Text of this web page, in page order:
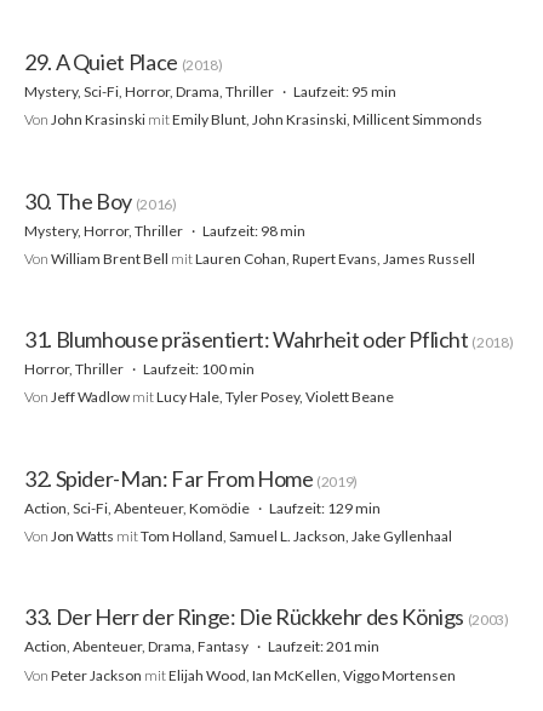
29. A Quiet Place (2018)
Mystery, Sci-Fi, Horror, Drama, Thriller
Laufzeit: 95 min
Von John Krasinski mitEmily Blunt, John Krasinski, Millicent Simmonds
30. The Boy (2016)
Mystery, Horror, Thriller
Laufzeit: 98 min
Von William Brent Bell mitLauren Cohan, Rupert Evans, James Russell
31. Blumhouse präsentiert: Wahrheit oder Pflicht (2018)
Horror, Thriller
Laufzeit: 100 min
Von Jeff Wadlow mitLucy Hale, Tyler Posey, Violett Beane
32. Spider-Man: Far From Home (2019)
Action, Sci-Fi, Abenteuer, Komödie
Laufzeit: 129 min
Von Jon Watts mitTom Holland, Samuel L. Jackson, Jake Gyllenhaal
33. Der Herr der Ringe: Die Rückkehr des Königs (2003)
Action, Abenteuer, Drama, Fantasy
Laufzeit: 201 min
Von Peter Jackson mitElijah Wood, Ian McKellen, Viggo Mortensen